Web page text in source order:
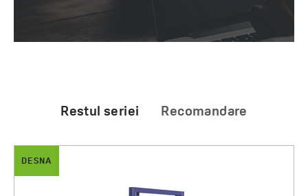
Restul seriei Recomandare